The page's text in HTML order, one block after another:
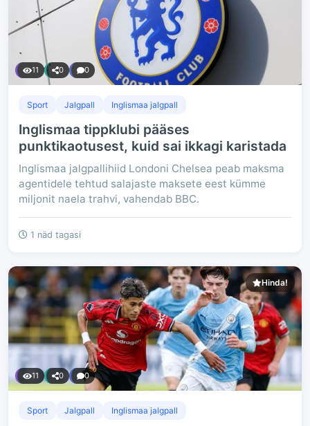
11 0 0
Sport Jalgpall Inglismaa jalgpall
Inglismaa tippklubi pääses
punktikaotusest, kuid sai ikkagi karistada
Inglismaa jalgpallihiid Londoni Chelsea peab maksma
agentidele tehtud salajaste maksete eest kümme
miljonit naela trahvi, vahendab BBC.
1 näd tagasi
Hinda!
11 0 0
Sport Jalgpall Inglismaa jalgpall